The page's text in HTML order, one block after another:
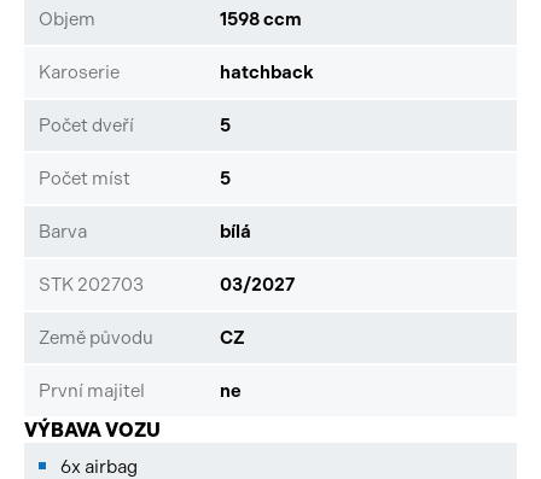
Objem 1598 ccm
Karoserie hatchback
Počet dveří 5
Počet míst 5
Barva bílá
STK 202703 03/2027
Země původu CZ
První majitel ne
VÝBAVA VOZU
6x airbag